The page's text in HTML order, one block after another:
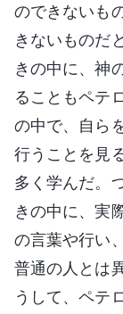
のできないも
きないものだ
きの中に、神
ることもペテ
の中で、自ら
行うことを見
多く学んだ。
きの中に、実
の言葉や行い
普通の人とは
うして、ペテ